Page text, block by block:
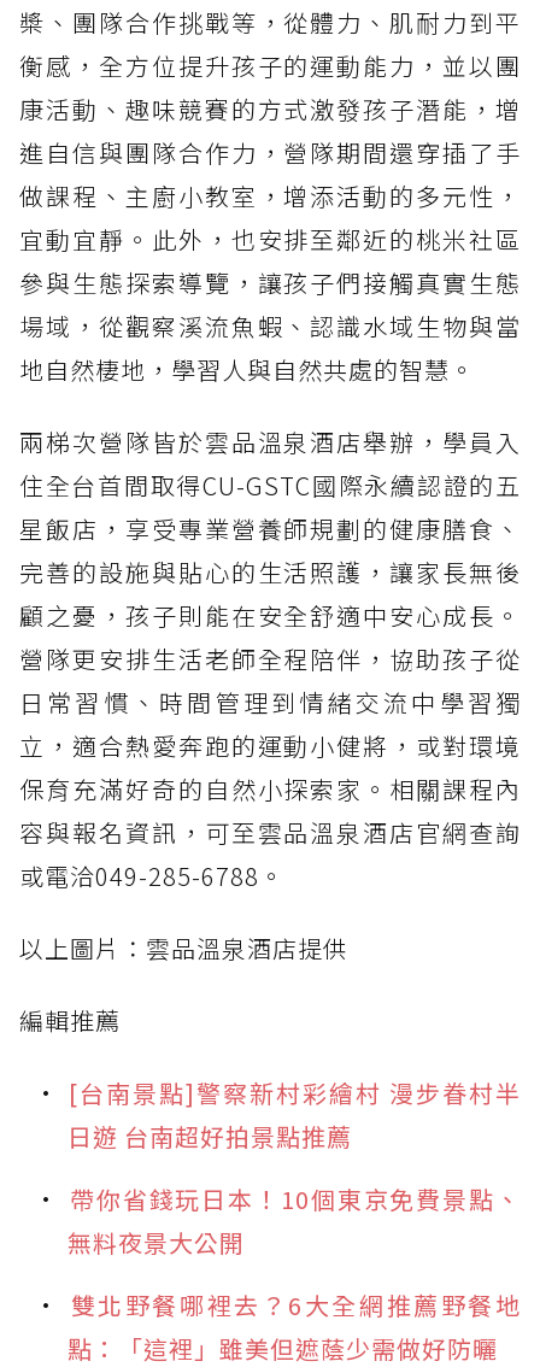
槳、團隊合作挑戰等，從體力、肌耐力到平
衡感，全方位提升孩子的運動能力，並以團
康活動、趣味競賽的方式激發孩子潛能，增
進自信與團隊合作力，營隊期間還穿插了手
做課程、主廚小教室，增添活動的多元性，
宜動宜靜。此外，也安排至鄰近的桃米社區
參與生態探索導覽，讓孩子們接觸真實生態
場域，從觀察溪流魚蝦、認識水域生物與當
地自然棲地，學習人與自然共處的智慧。
兩梯次營隊皆於雲品溫泉酒店舉辦，學員入
住全台首間取得CU-GSTC國際永續認證的五
星飯店，享受專業營養師規劃的健康膳食、
完善的設施與貼心的生活照護，讓家長無後
顧之憂，孩子則能在安全舒適中安心成長。
營隊更安排生活老師全程陪伴，協助孩子從
日常習慣、時間管理到情緒交流中學習獨
立，適合熱愛奔跑的運動小健將，或對環境
保育充滿好奇的自然小探索家。相關課程內
容與報名資訊，可至雲品溫泉酒店官網查詢
或電洽049-285-6788。
以上圖片：雲品溫泉酒店提供
編輯推薦
[台南景點]警察新村彩繪村 漫步眷村半
日遊 台南超好拍景點推薦
帶你省錢玩日本！10個東京免費景點、
無料夜景大公開
雙北野餐哪裡去？6大全網推薦野餐地
點：「這裡」雖美但遮蔭少需做好防曬